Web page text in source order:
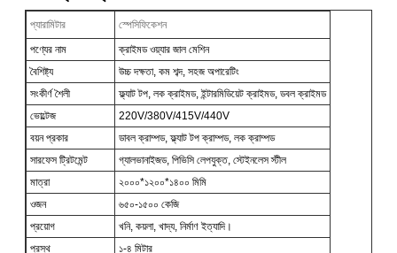
প্যারামিটার
স্পেসিফিকেশন
পণ্যের নাম
ক্রাইমড ওয়্যার জাল মেশিন
বৈশিষ্ট্য
উচ্চ দক্ষতা, কম শব্দ, সহজ অপারেটিং
সংকীর্ণ শৈলী
ফ্ল্যাট টপ, লক ক্রাইমড, ইন্টারমিডিয়েট ক্রাইমড, ডবল ক্রাইমড
ভোল্টেজ
220V/380V/415V/440V
বয়ন প্রকার
ডাবল ক্রাম্পড, ফ্ল্যাট টপ ক্রাম্পড, লক ক্রাম্পড
সারফেস ট্রিটমেন্ট
গ্যালভানাইজড, পিভিসি লেপযুক্ত, স্টেইনলেস স্টীল
মাত্রা
২০০০*১২০০*১৪০০ মিমি
ওজন
৬৫০-১৫০০ কেজি
প্রয়োগ
খনি, কয়লা, খাদ্য, নির্মাণ ইত্যাদি।
প্রস্থ
১-৪ মিটার